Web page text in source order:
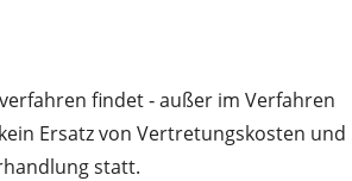
findet ‑ außer im Verfahren
Ersatz von Vertretungskosten und
statt.